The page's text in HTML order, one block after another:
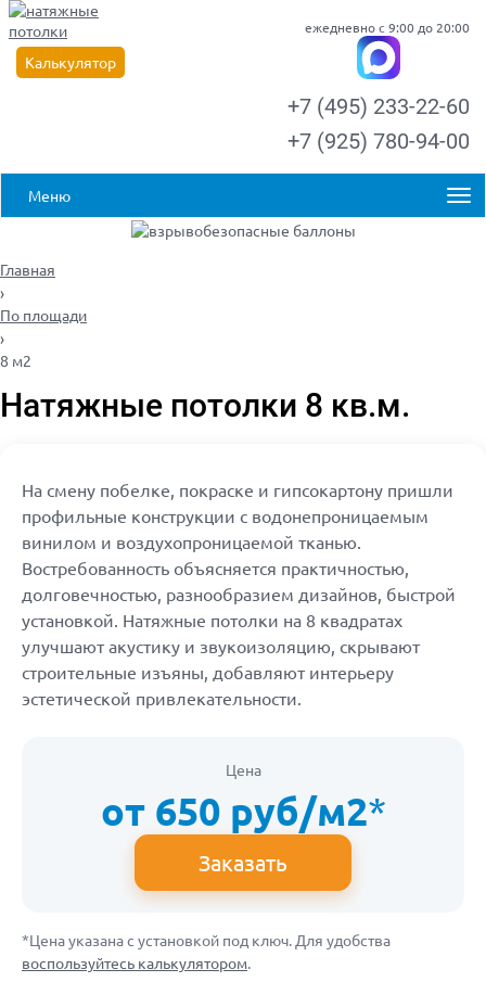
Калькулятор
ежедневно с 9:00 до 20:00
+7 (495) 233-22-60
+7 (925) 780-94-00
Меню
Главная
›
По площади
›
8 м2
Натяжные потолки 8 кв.м.
На смену побелке, покраске и гипсокартону пришли
профильные конструкции с водонепроницаемым
винилом и воздухопроницаемой тканью.
Востребованность объясняется практичностью,
долговечностью, разнообразием дизайнов, быстрой
установкой. Натяжные потолки на 8 квадратах
улучшают акустику и звукоизоляцию, скрывают
строительные изъяны, добавляют интерьеру
эстетической привлекательности.
Цена
от 650 руб/м2*
Заказать
*Цена указана c установкой под ключ. Для удобства
воспользуйтесь калькулятором.